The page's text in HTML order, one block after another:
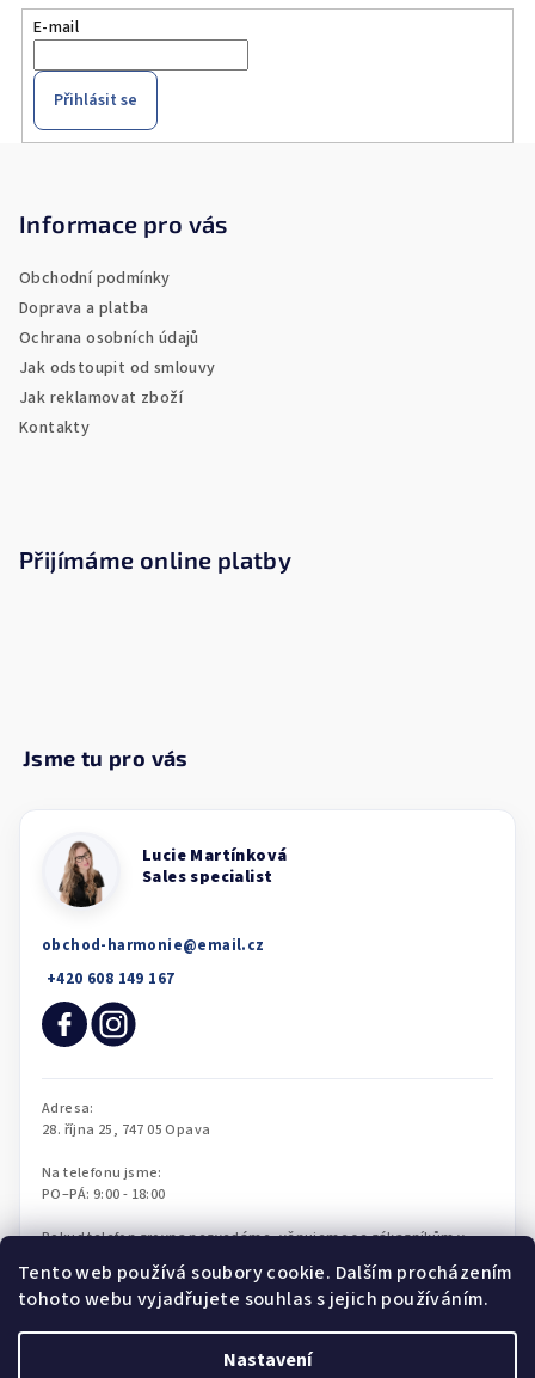
Tento web používá soubory cookie. Dalším procházením
tohoto webu vyjadřujete souhlas s jejich používáním.
Nastavení
E-mail
Přihlásit se
Informace pro vás
Obchodní podmínky
Doprava a platba
Ochrana osobních údajů
Jak odstoupit od smlouvy
Jak reklamovat zboží
Kontakty
Přijímáme online platby
obchod-harmonie@email.cz